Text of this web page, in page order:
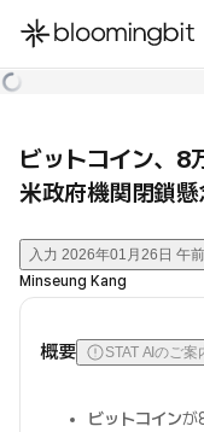
한국어
ビットコイン、
米政府機関閉鎖
入力 2026年01月26日 午
Minseung Kang
概要 STAT AIのご案
ビットコインが